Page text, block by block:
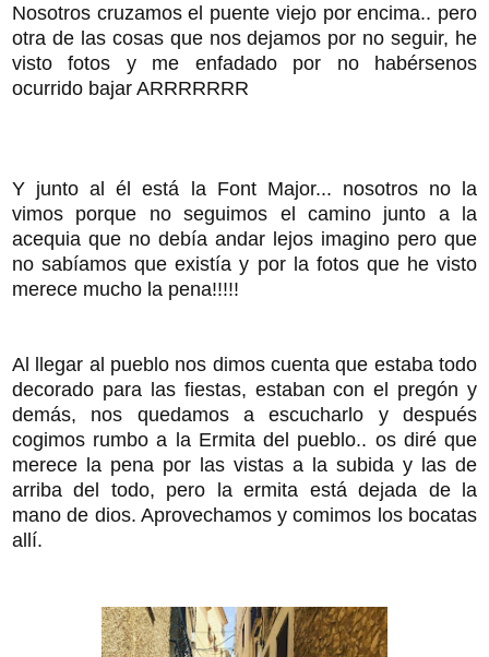
Nosotros cruzamos el puente viejo por encima.. pero
otra de las cosas que nos dejamos por no seguir, he
visto fotos y me enfadado por no habérsenos
ocurrido bajar ARRRRRRR
Y junto al él está la Font Major... nosotros no la
vimos porque no seguimos el camino junto a la
acequia que no debía andar lejos imagino pero que
no sabíamos que existía y por la fotos que he visto
merece mucho la pena!!!!!
Al llegar al pueblo nos dimos cuenta que estaba todo
decorado para las fiestas, estaban con el pregón y
demás, nos quedamos a escucharlo y después
cogimos rumbo a la Ermita del pueblo.. os diré que
merece la pena por las vistas a la subida y las de
arriba del todo, pero la ermita está dejada de la
mano de dios. Aprovechamos y comimos los bocatas
allí.